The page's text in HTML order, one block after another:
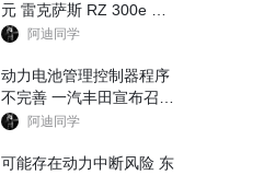
元 雷克萨斯 RZ 300e 上
市
阿迪同学
动力电池管理控制器程序
不完善 一汽丰田宣布召回
部分 bZ3
阿迪同学
可能存在动力中断风险 东